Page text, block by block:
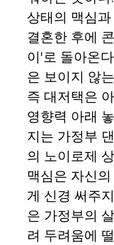
상태의 맥심
결혼한 후에
이'로 돌아온
은 보이지 않
즉 대저택은
영향력 아래
지는 가정부
의 노이로제
맥심은 자신
게 신경 써주
은 가정부의
려 두려움에